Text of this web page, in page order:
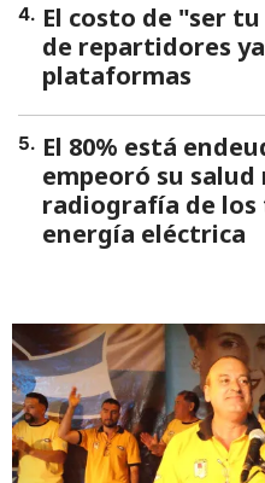
4. El costo de "ser
de repartidores
plataformas
5. El 80% está
empeoró su
radiografía de
energía eléctrica